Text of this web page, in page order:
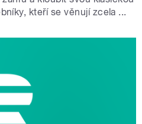
kteří se věnují zcela ...